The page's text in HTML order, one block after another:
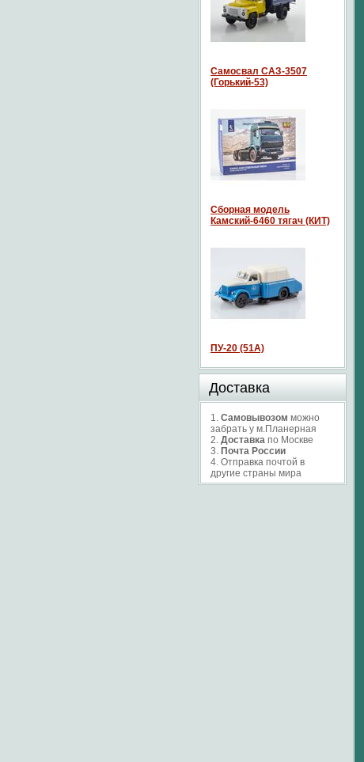
Самосвал САЗ-3507
(Горький-53)
Сборная модель
Камский-6460 тягач (КИТ)
ПУ-20 (51А)
Доставка
1. Самовывозом можно
забрать у м.Планерная
2. Доставка по Москве
3. Почта России
4. Отправка почтой в
другие страны мира